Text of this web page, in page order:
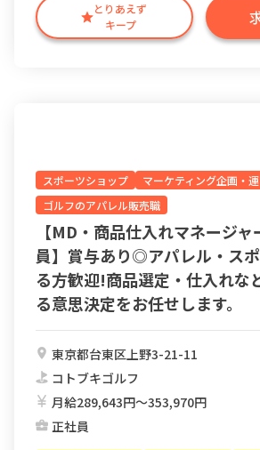
とりあえず
キープ
スポーツショップ
マーケティング企画・
ゴルフのアパレル販売職
【MD・商品仕入れマネージ
員】賞与あり◎アパレル・ス
る方歓迎!商品選定・仕入れな
る意思決定をお任せします。
東京都台東区上野3-21-11
コトブキゴルフ
月給289,643円〜353,970円
正社員